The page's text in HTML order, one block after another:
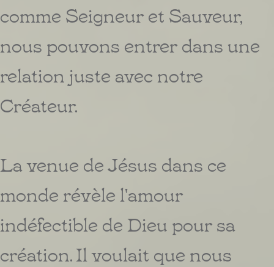
comme Seigneur et Sauveur,
nous pouvons entrer dans une
relation juste avec notre
Créateur.
La venue de Jésus dans ce
monde révèle l'amour
indéfectible de Dieu pour sa
création. Il voulait que nous